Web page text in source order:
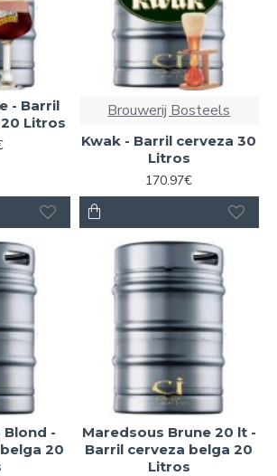
- Barril
Litros
Brouwerij Bosteels
Kwak - Barril cerveza 30
Litros
170.97€
Blond -
20
Maredsous Brune 20 lt -
Barril cerveza belga 20
Litros